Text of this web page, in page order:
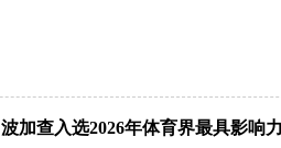
波加查入选2026年体育界最具影响力